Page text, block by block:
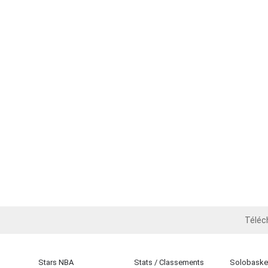
iOS
Stars NBA
Stats / Classements